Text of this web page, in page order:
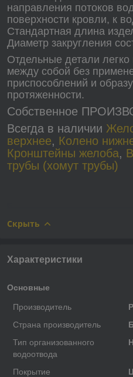
направления потоков
поверхности кровли, к
Стандартная длина
Диаметр закругления
Отдельные детали
между собой без
приспособлений и
протяженности.
Собственное
Всегда в наличии
верхнее, Колено
Кронштейны желоба,
трубы (хомут трубы)
Скрыть
Характеристики
Основные
Производитель
Страна производитель
Тип организованного
водоотвода
Покрытие